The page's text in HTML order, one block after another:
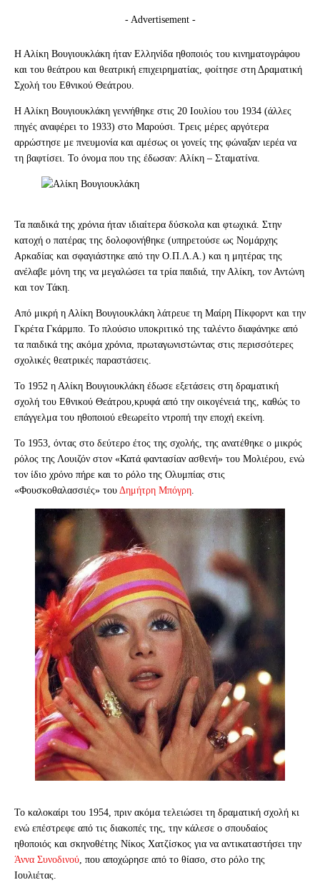
- Advertisement -
Η Αλίκη Βουγιουκλάκη ήταν Ελληνίδα ηθοποιός του κινηματογράφου
και του θεάτρου και θεατρική επιχειρηματίας, φοίτησε στη Δραματική
Σχολή του Εθνικού Θεάτρου.
Η Αλίκη Βουγιουκλάκη γεννήθηκε στις 20 Ιουλίου του 1934 (άλλες
πηγές αναφέρει το 1933) στο Μαρούσι. Τρεις μέρες αργότερα
αρρώστησε με πνευμονία και αμέσως οι γονείς της φώναξαν ιερέα να
τη βαφτίσει. Το όνομα που της έδωσαν: Αλίκη – Σταματίνα.
Τα παιδικά της χρόνια ήταν ιδιαίτερα δύσκολα και φτωχικά. Στην
κατοχή ο πατέρας της δολοφονήθηκε (υπηρετούσε ως Νομάρχης
Αρκαδίας και σφαγιάστηκε από την Ο.Π.Λ.Α.) και η μητέρας της
ανέλαβε μόνη της να μεγαλώσει τα τρία παιδιά, την Αλίκη, τον Αντώνη
και τον Τάκη.
Από μικρή η Αλίκη Βουγιουκλάκη λάτρευε τη Μαίρη Πίκφορντ και την
Γκρέτα Γκάρμπο. Το πλούσιο υποκριτικό της ταλέντο διαφάνηκε από
τα παιδικά της ακόμα χρόνια, πρωταγωνιστώντας στις περισσότερες
σχολικές θεατρικές παραστάσεις.
Το 1952 η Αλίκη Βουγιουκλάκη έδωσε εξετάσεις στη δραματική
σχολή του Εθνικού Θεάτρου,κρυφά από την οικογένειά της, καθώς το
επάγγελμα του ηθοποιού εθεωρείτο ντροπή την εποχή εκείνη.
Το 1953, όντας στο δεύτερο έτος της σχολής, της ανατέθηκε ο μικρός
ρόλος της Λουιζόν στον «Κατά φαντασίαν ασθενή» του Μολιέρου, ενώ
τον ίδιο χρόνο πήρε και το ρόλο της Ολυμπίας στις
«Φουσκοθαλασσιές» του Δημήτρη Μπόγρη.
Το καλοκαίρι του 1954, πριν ακόμα τελειώσει τη δραματική σχολή κι
ενώ επέστρεφε από τις διακοπές της, την κάλεσε ο σπουδαίος
ηθοποιός και σκηνοθέτης Νίκος Χατζίσκος για να αντικαταστήσει την
Άννα Συνοδινού, που αποχώρησε από το θίασο, στο ρόλο της
Ιουλιέτας.